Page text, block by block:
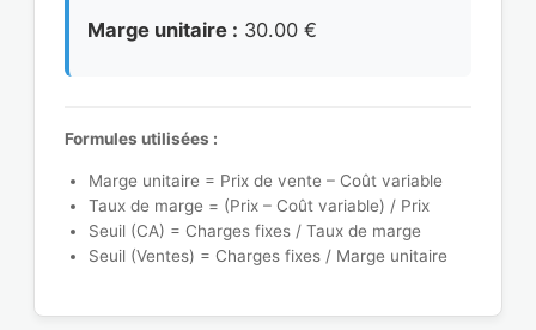
Marge unitaire : 30.00 €
Formules utilisées :
Marge unitaire = Prix de vente – Coût variable
Taux de marge = (Prix – Coût variable) / Prix
Seuil (CA) = Charges fixes / Taux de marge
Seuil (Ventes) = Charges fixes / Marge unitaire